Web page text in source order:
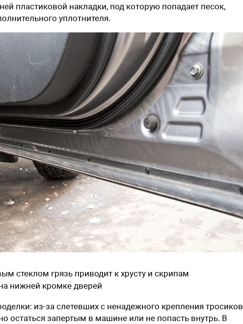
пластиковой накладки, под которую попадает песок,
уплотнителя.
стеклом грязь приводит к хрусту и скрипам
нижней кромке дверей
из-за слетевших с ненадежного крепления тросиков
остаться запертым в машине или не попасть внутрь. В